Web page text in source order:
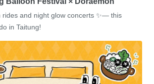
rides and night glow concerts ✨— this
in Taitung!